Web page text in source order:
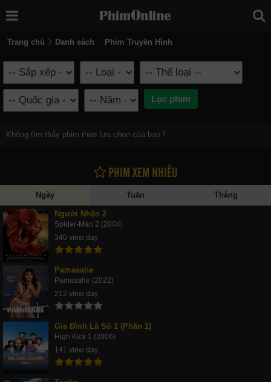
Trang chủ Danh sách Phim Truyền Hình
Không tìm thấy phim theo lựa chọn của bạn !
PHIM XEM NHIỀU
Ngày Tuần Tháng
Người Nhện 2
Spider-Man 2 (2004)
340 view day
Pamasahe
Pamasahe (2022)
212 view day
Gia Đình Là Số 1 (Phần 1)
High Kick 1 (2006)
141 view day